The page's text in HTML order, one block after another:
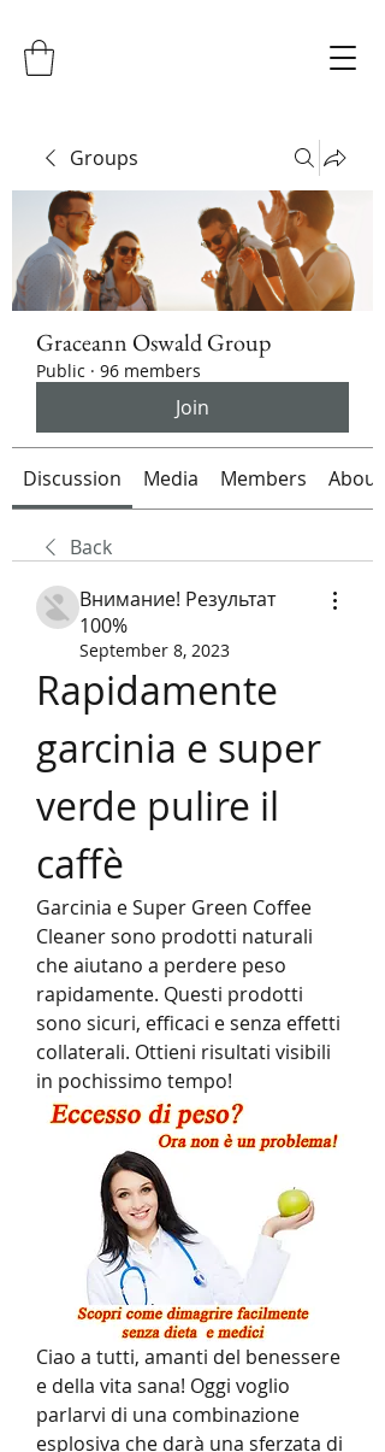
Groups
Graceann Oswald Group
Public · 96 members
Join
Discussion Media Members About
Back
Внимание! Результат
100%
September 8, 2023
Rapidamente
garcinia e super
verde pulire il
caffè
Garcinia e Super Green Coffee
Cleaner sono prodotti naturali
che aiutano a perdere peso
rapidamente. Questi prodotti
sono sicuri, efficaci e senza effetti
collaterali. Ottieni risultati visibili
in pochissimo tempo!
Ciao a tutti, amanti del benessere
e della vita sana! Oggi voglio
parlarvi di una combinazione
esplosiva che darà una sferzata di